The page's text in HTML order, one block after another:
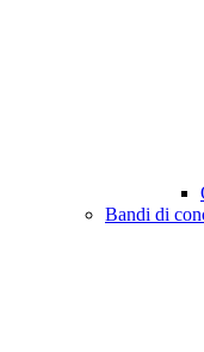
Bandi di